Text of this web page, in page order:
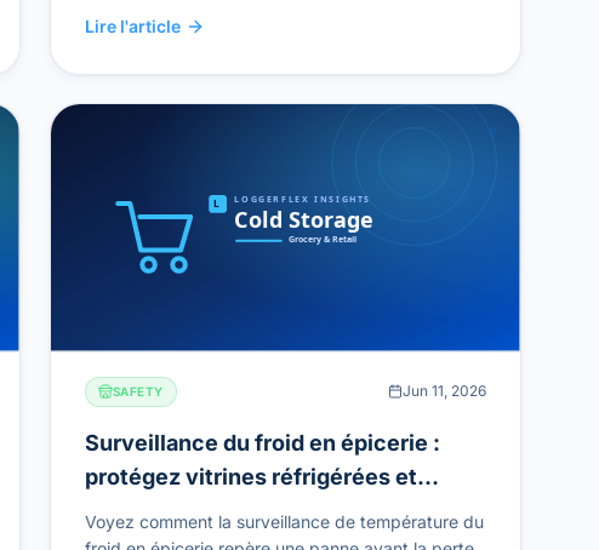
Lire l'article
SAFETY Jun 11, 2026
Surveillance du froid en épicerie :
protégez vitrines réfrigérées et
stocks à forte marge
Voyez comment la surveillance de température du